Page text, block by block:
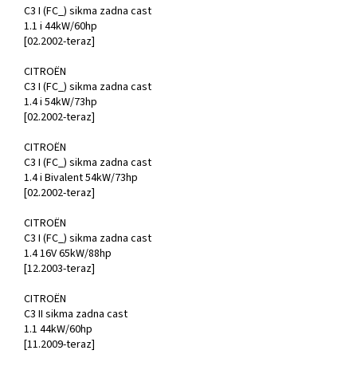
C3 I (FC_) sikma zadna cast
1.1 i 44kW/60hp
[02.2002-teraz]
CITROËN
C3 I (FC_) sikma zadna cast
1.4 i 54kW/73hp
[02.2002-teraz]
CITROËN
C3 I (FC_) sikma zadna cast
1.4 i Bivalent 54kW/73hp
[02.2002-teraz]
CITROËN
C3 I (FC_) sikma zadna cast
1.4 16V 65kW/88hp
[12.2003-teraz]
CITROËN
C3 II sikma zadna cast
1.1 44kW/60hp
[11.2009-teraz]